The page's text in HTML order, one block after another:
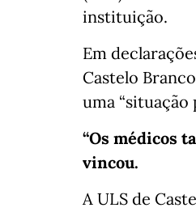
instituição.
Em
Castelo
uma “situação
“Os médicos
vincou.
A ULS de